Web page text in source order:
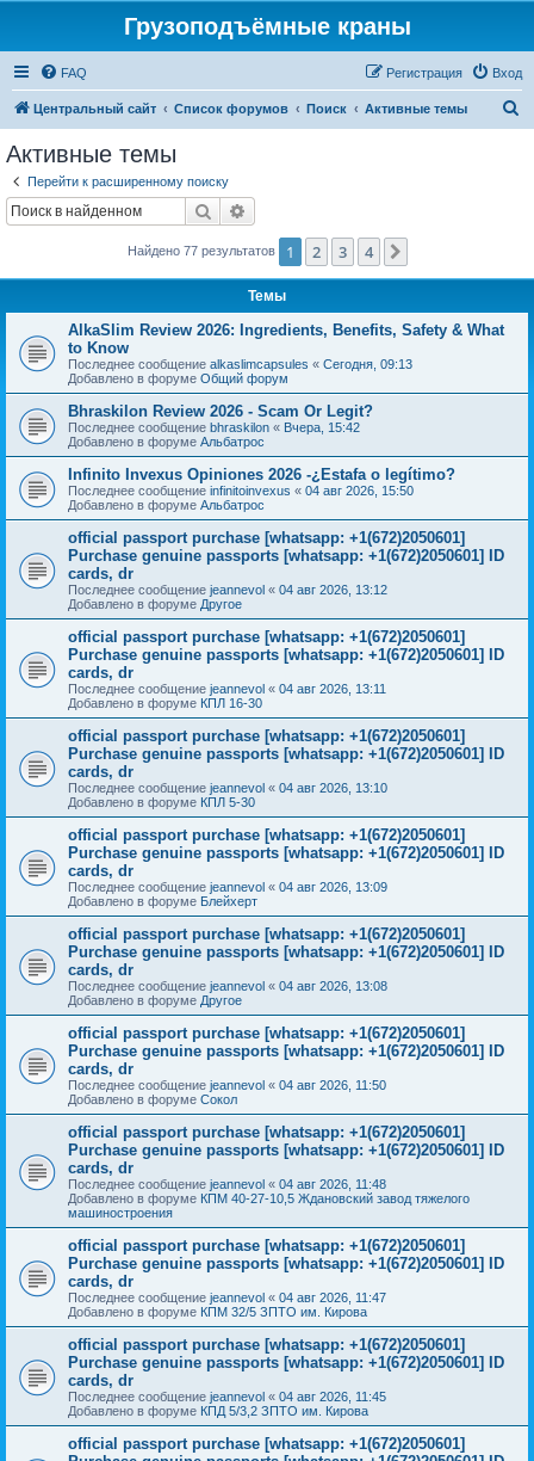
Грузоподъёмные краны
FAQ Вход
Регистрация
Центральный сайт Список форумов Поиск Активные темы
Активные темы
Перейти к расширенному поиску
Поиск
Найдено 77 результатов 1 2 3 4
Темы
AlkaSlim Review 2026: Ingredients, Benefits, Safety & What
to Know
Последнее сообщение alkaslimcapsules « Сегодня, 09:13
Добавлено в форуме Общий форум
Bhraskilon Review 2026 - Scam Or Legit?
Последнее сообщение bhraskilon « Вчера, 15:42
Добавлено в форуме Альбатрос
Infinito Invexus Opiniones 2026 -¿Estafa o legítimo?
Последнее сообщение infinitoinvexus « 04 авг 2026, 15:50
Добавлено в форуме Альбатрос
official passport purchase [whatsapp: +1(672)2050601]
Purchase genuine passports [whatsapp: +1(672)2050601] ID
cards, dr
Последнее сообщение jeannevol « 04 авг 2026, 13:12
Добавлено в форуме Другое
official passport purchase [whatsapp: +1(672)2050601]
Purchase genuine passports [whatsapp: +1(672)2050601] ID
cards, dr
Последнее сообщение jeannevol « 04 авг 2026, 13:11
Добавлено в форуме КПЛ 16-30
official passport purchase [whatsapp: +1(672)2050601]
Purchase genuine passports [whatsapp: +1(672)2050601] ID
cards, dr
Последнее сообщение jeannevol « 04 авг 2026, 13:10
Добавлено в форуме КПЛ 5-30
official passport purchase [whatsapp: +1(672)2050601]
Purchase genuine passports [whatsapp: +1(672)2050601] ID
cards, dr
Последнее сообщение jeannevol « 04 авг 2026, 13:09
Добавлено в форуме Блейхерт
official passport purchase [whatsapp: +1(672)2050601]
Purchase genuine passports [whatsapp: +1(672)2050601] ID
cards, dr
Последнее сообщение jeannevol « 04 авг 2026, 13:08
Добавлено в форуме Другое
official passport purchase [whatsapp: +1(672)2050601]
Purchase genuine passports [whatsapp: +1(672)2050601] ID
cards, dr
Последнее сообщение jeannevol « 04 авг 2026, 11:50
Добавлено в форуме Сокол
official passport purchase [whatsapp: +1(672)2050601]
Purchase genuine passports [whatsapp: +1(672)2050601] ID
cards, dr
Последнее сообщение jeannevol « 04 авг 2026, 11:48
Добавлено в форуме КПМ 40-27-10,5 Ждановский завод тяжелого
машиностроения
official passport purchase [whatsapp: +1(672)2050601]
Purchase genuine passports [whatsapp: +1(672)2050601] ID
cards, dr
Последнее сообщение jeannevol « 04 авг 2026, 11:47
Добавлено в форуме КПМ 32/5 ЗПТО им. Кирова
official passport purchase [whatsapp: +1(672)2050601]
Purchase genuine passports [whatsapp: +1(672)2050601] ID
cards, dr
Последнее сообщение jeannevol « 04 авг 2026, 11:45
Добавлено в форуме КПД 5/3,2 ЗПТО им. Кирова
official passport purchase [whatsapp: +1(672)2050601]